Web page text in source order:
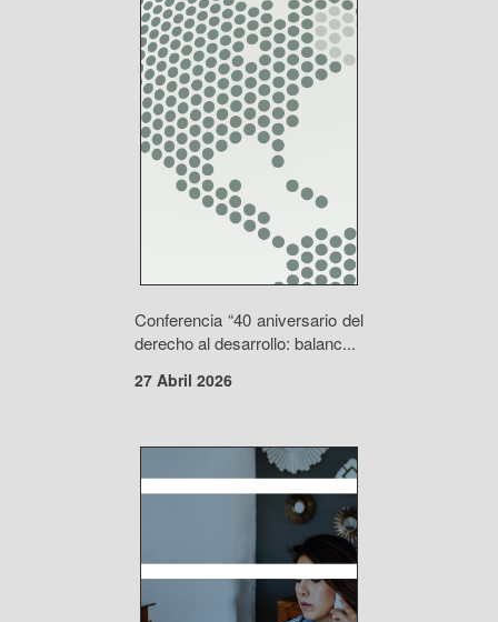
Conferencia “40 aniversario del
derecho al desarrollo: balanc...
27 Abril 2026